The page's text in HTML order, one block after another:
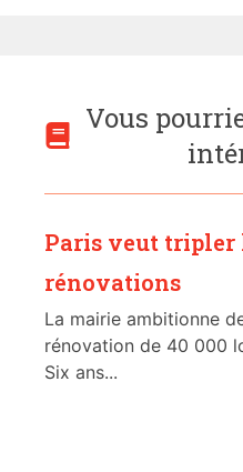
Vous
Paris veut tripler
rénovations
La mairie ambitionne
rénovation de 40 000
Six ans...